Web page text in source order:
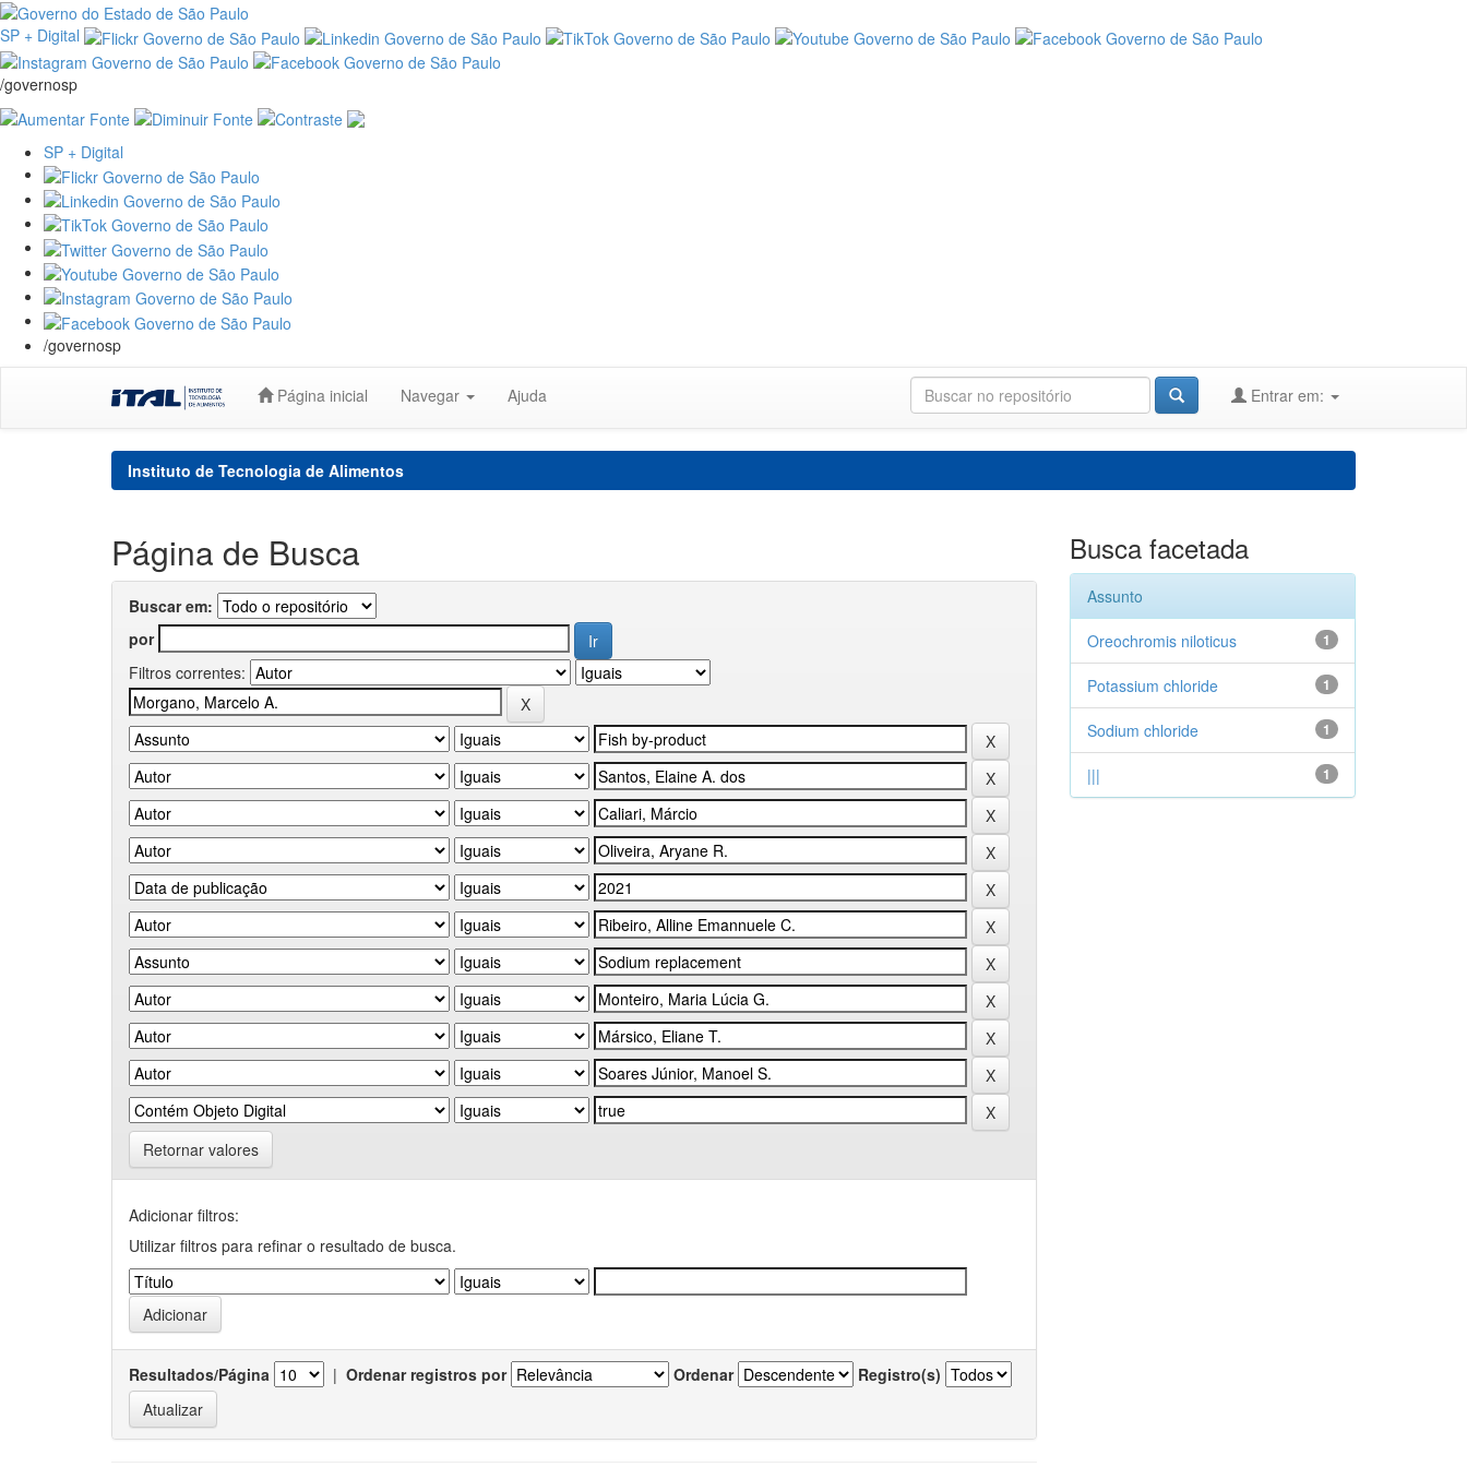
SP + Digital
/governosp
SP + Digital
/governosp
Página inicial Navegar Ajuda Entrar em:
Instituto de Tecnologia de Alimentos
Página de Busca
Buscar em:
por
Filtros correntes:
Retornar valores
Adicionar filtros:
Utilizar filtros para refinar o resultado de busca.
Resultados/Página | Ordenar registros por Ordenar Registro(s)
Busca facetada
Assunto
1
Oreochromis niloticus
1
Potassium chloride
1
Sodium chloride
1
|||